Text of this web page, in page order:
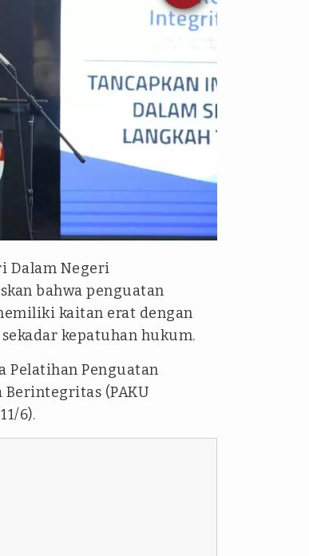
Dalam Negeri
bahwa penguatan
kaitan erat dengan
sekadar kepatuhan hukum.
Pelatihan Penguatan
(PAKU
6).